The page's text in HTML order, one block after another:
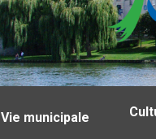
Vie municipale